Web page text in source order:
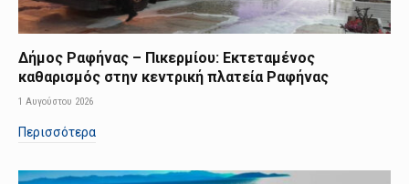
Δήμος Ραφήνας – Πικερμίου: Εκτεταμένος
καθαρισμός στην κεντρική πλατεία Ραφήνας
1 Αυγούστου 2026
Περισσότερα